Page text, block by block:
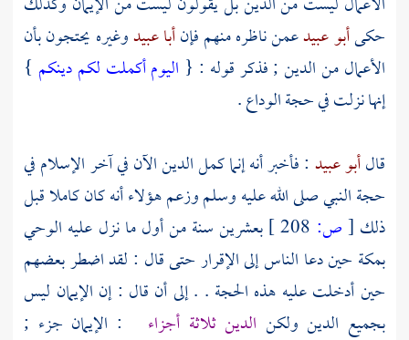
حكىأبو عبيدعمن ناظره منهم فإنأبا عبيدوغيره يحتجون بأن
الأعمال من الدين ; فذكر قوله : { اليوم أكملت لكم دينكم }
إنها نزلت في حجة الوداع .
قالأبو عبيد : فأخبر أنه إنما كمل الدين الآن في آخر الإسلام في
حجة النبي صلى الله عليه وسلم وزعم هؤلاء أنه كان كاملا قبل
ذلك [ص:
بعشرين سنة من أول ما نزل عليه الوحي
بمكة حين دعا الناس إلى الإقرار حتى قال : لقد اضطر بعضهم
حين أدخلت عليه هذه الحجة . . إلى أن قال : إن الإيمان ليس
بجميع الدين ولكن الدين ثلاثة أجزاء
: الإيمان جزء ;